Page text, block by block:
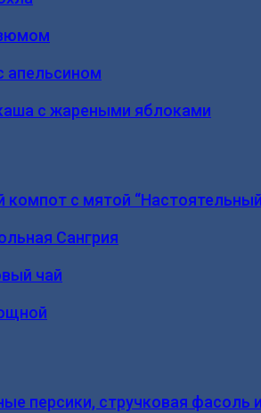
апельсином
с жареными яблоками
компот с мятой
Сангрия
чай
персики, стручковая фасоль